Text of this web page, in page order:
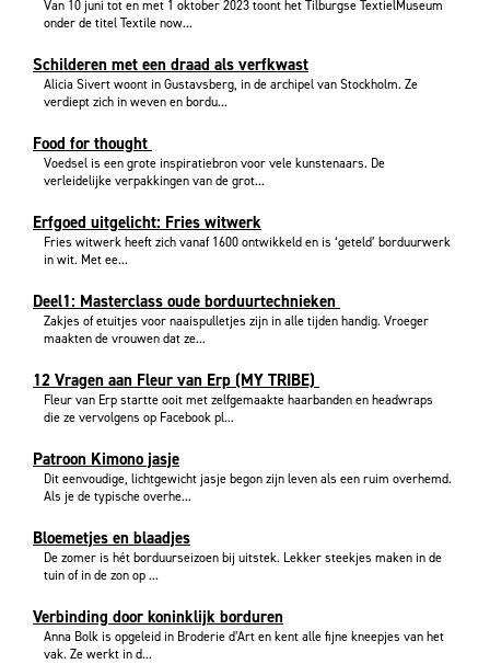
Van 10 juni tot en met 1 oktober 2023 toont het Tilburgse TextielMuseum
onder de titel Textile now...
Schilderen met een draad als verfkwast
Alicia Sivert woont in Gustavsberg, in de archipel van Stockholm. Ze
verdiept zich in weven en bordu...
Food for thought
Voedsel is een grote inspiratiebron voor vele kunstenaars. De
verleidelijke verpakkingen van de grot...
Erfgoed uitgelicht: Fries witwerk
Fries witwerk heeft zich vanaf 1600 ontwikkeld en is ‘geteld’ borduurwerk
in wit. Met ee...
Deel1: Masterclass oude borduurtechnieken
Zakjes of etuitjes voor naaispulletjes zijn in alle tijden handig. Vroeger
maakten de vrouwen dat ze...
12 Vragen aan Fleur van Erp (MY TRIBE)
Fleur van Erp startte ooit met zelfgemaakte haarbanden en headwraps
die ze vervolgens op Facebook pl...
Patroon Kimono jasje
Dit eenvoudige, lichtgewicht jasje begon zijn leven als een ruim overhemd.
Als je de typische overhe...
Bloemetjes en blaadjes
De zomer is hét borduurseizoen bij uitstek. Lekker steekjes maken in de
tuin of in de zon op ...
Verbinding door koninklijk borduren
Anna Bolk is opgeleid in Broderie d’Art en kent alle fijne kneepjes van het
vak. Ze werkt in d...